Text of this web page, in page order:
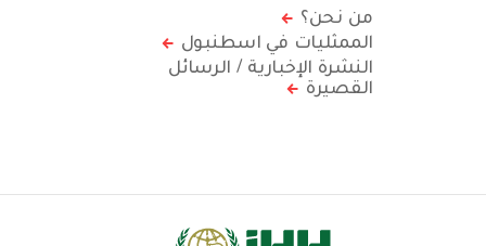
من نحن؟
الممثليات في اسطنبول
النشرة الإخبارية / الرسائل
القصيرة